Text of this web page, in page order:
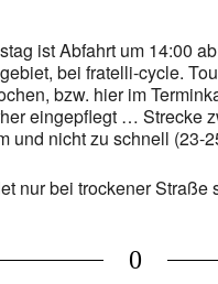
ist Abfahrt um 14:00
bei fratelli-cycle.
bzw. hier im
eingepflegt … Strecke
und nicht zu schnell (23-
nur bei trockener Straße
0